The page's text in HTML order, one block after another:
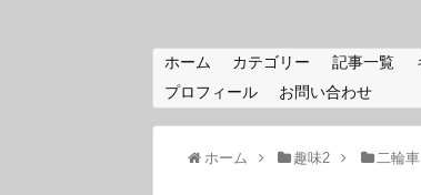
ホーム カテゴリー 記事一覧
プロフィール
お問い合わせ
ホーム 趣味2 二輪車